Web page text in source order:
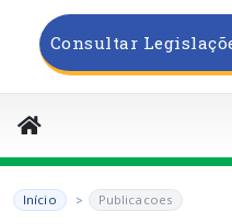
Consultar
Início Publicacoes